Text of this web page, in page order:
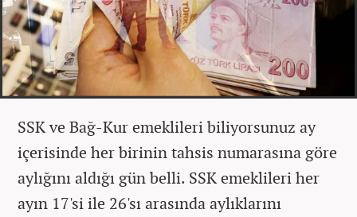
SSK ve Bağ-Kur emeklileri biliyorsunuz ay
içerisinde her birinin tahsis numarasına göre
aylığını aldığı gün belli. SSK emeklileri her
ayın 17'si ile 26'sı arasında aylıklarını